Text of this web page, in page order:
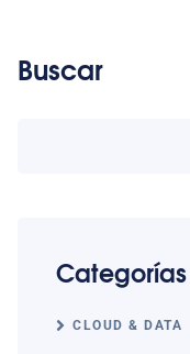
Buscar
Categorías
CLOUD & DATA